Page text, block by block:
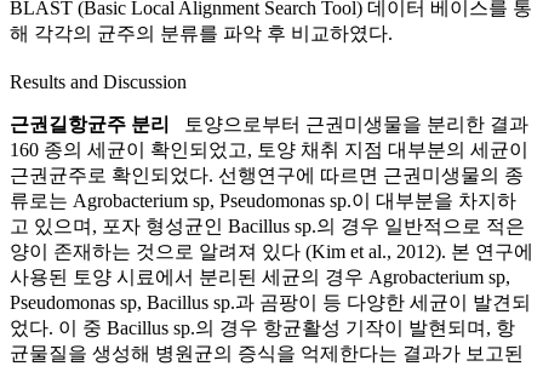
BLAST (Basic Local Alignment Search Tool) 데이터 베이스를 통
해 각각의 균주의 분류를 파악 후 비교하였다.
Results and Discussion
근권길항균주 분리 토양으로부터 근권미생물을 분리한 결과
160 종의 세균이 확인되었고, 토양 채취 지점 대부분의 세균이
근권균주로 확인되었다. 선행연구에 따르면 근권미생물의 종
류로는 Agrobacterium sp, Pseudomonas sp.이 대부분을 차지하
고 있으며, 포자 형성균인 Bacillus sp.의 경우 일반적으로 적은
양이 존재하는 것으로 알려져 있다 (Kim et al., 2012). 본 연구에
사용된 토양 시료에서 분리된 세균의 경우 Agrobacterium sp,
Pseudomonas sp, Bacillus sp.과 곰팡이 등 다양한 세균이 발견되
었다. 이 중 Bacillus sp.의 경우 항균활성 기작이 발현되며, 항
균물질을 생성해 병원균의 증식을 억제한다는 결과가 보고된